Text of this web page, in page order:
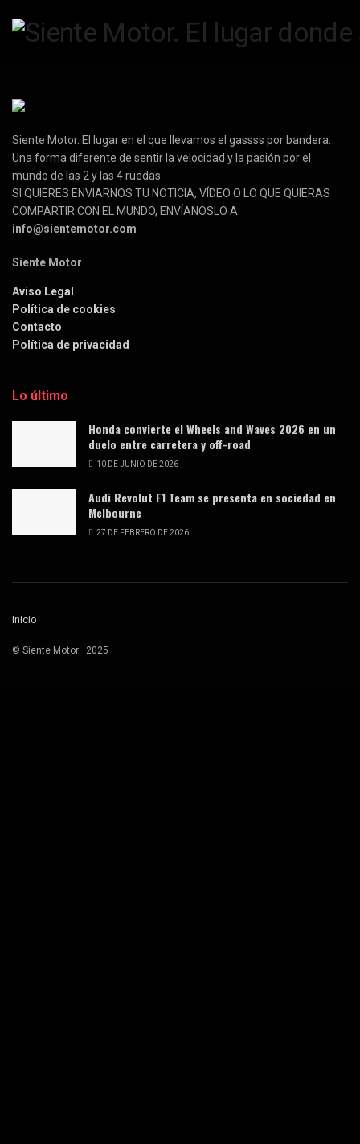
Siente Motor. El lugar en el que llevamos el gassss por bandera.
Una forma diferente de sentir la velocidad y la pasión por el
mundo de las 2 y las 4 ruedas.
SI QUIERES ENVIARNOS TU NOTICIA, VÍDEO O LO QUE QUIERAS
COMPARTIR CON EL MUNDO, ENVÍANOSLO A
info@sientemotor.com
Siente Motor
Aviso Legal
Política de cookies
Contacto
Política de privacidad
Lo último
Honda convierte el Wheels and Waves 2026 en un
duelo entre carretera y off-road
10 DE JUNIO DE 2026
Audi Revolut F1 Team se presenta en sociedad en
Melbourne
27 DE FEBRERO DE 2026
Inicio
© Siente Motor · 2025